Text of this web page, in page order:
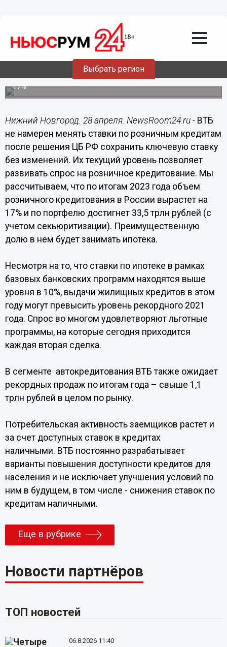
Выбрать регион
ВТБ: текущий уровень ставок
позволяет развивать спрос на
розничные кредиты
Объем розничного кредитования в России вырастет на
17%.
Нижний Новгород. 28 апреля. NewsRoom24.ru - ВТБ
не намерен менять ставки по розничным кредитам
после решения ЦБ РФ сохранить ключевую ставку
без изменений. Их текущий уровень позволяет
развивать спрос на розничное кредитование. Мы
рассчитываем, что по итогам 2023 года объем
розничного кредитования в России вырастет на
17% и по портфелю достигнет 33,5 трлн рублей (с
учетом секьюритизации). Преимущественную
долю в нем будет занимать ипотека.
Несмотря на то, что ставки по ипотеке в рамках
базовых банковских программ находятся выше
уровня в 10%, выдачи жилищных кредитов в этом
году могут превысить уровень рекордного 2021
года. Спрос во многом удовлетворяют льготные
программы, на которые сегодня приходится
каждая вторая сделка.
В сегменте автокредитования ВТБ также ожидает
рекордных продаж по итогам года – свыше 1,1
трлн рублей в целом по рынку.
Потребительская активность заемщиков растет и
за счет доступных ставок в кредитах
наличными. ВТБ постоянно разрабатывает
варианты повышения доступности кредитов для
населения и не исключает улучшения условий по
ним в будущем, в том числе - снижения ставок по
кредитам наличными.
Еще в рубрике
Новости партнёров
ТОП новостей
06.8.2026 11:40